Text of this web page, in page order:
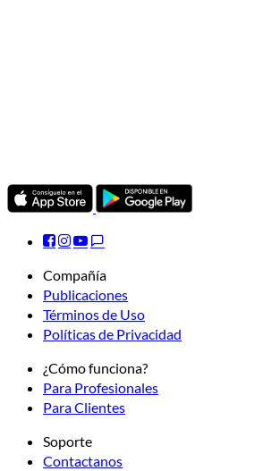
Compañía
Publicaciones
Términos de Uso
Políticas de Privacidad
¿Cómo funciona?
Para Profesionales
Para Clientes
Soporte
Contactanos